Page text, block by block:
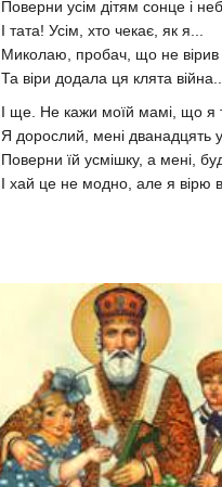
Поверни усім дітям сонце і
І тата! Усім, хто чекає, як я...
Миколаю, пробач, що не вірив
Та віри додала ця клята
І ще. Не кажи моїй мамі, що я
Я дорослий, мені дванадцять
Поверни їй усмішку, а мені,
І хай це не модно, але я вірю